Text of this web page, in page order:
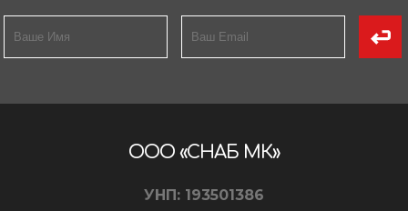
ООО «СНАБ МК»
УНП: 193501386